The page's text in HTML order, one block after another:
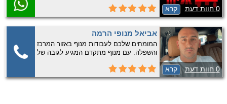
0 חוות דעת קרא
כולל מנוף הרמה נגרר המתאים במיוחד
לאזורים צרים וקשים לגישה. חברה אמינה
התקשרו …
0 חוות דעת קרא
אביאל מנופי הרמה
המומחים שלכם לעבודות מנוף באזור המרכז
והשפלה. עם מנוף מתקדם המגיע לגובה של
פתרונות הרמה מקצועיים ומדויקים לכל צורך.
חברה בעלת ניסיון רב בתחום, צוות מקצועי